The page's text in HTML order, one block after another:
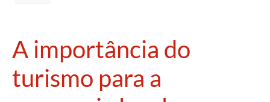
A importância do
turismo para a